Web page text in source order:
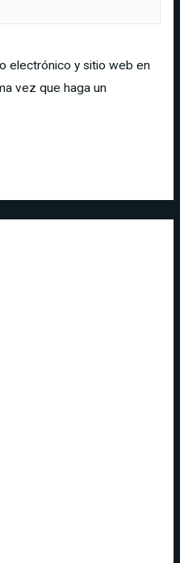
electrónico y sitio web en
vez que haga un